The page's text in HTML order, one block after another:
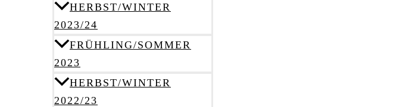
HERBST/WINTER
2023/24
FRÜHLING/SOMMER
2023
HERBST/WINTER
2022/23